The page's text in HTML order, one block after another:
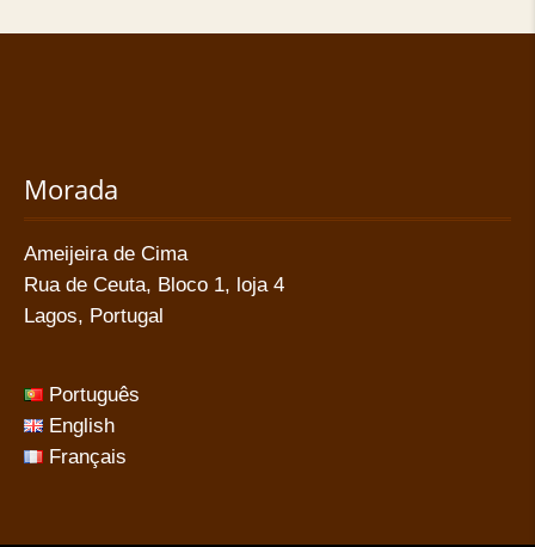
Morada
Ameijeira de Cima
Rua de Ceuta, Bloco 1, loja 4
Lagos, Portugal
Português
English
Français